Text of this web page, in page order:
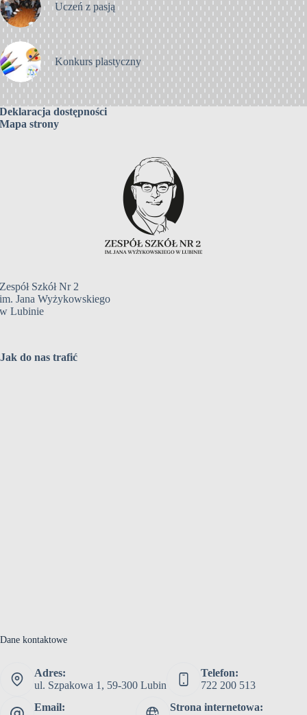
Uczeń z pasją
Konkurs plastyczny
Deklaracja dostępności
Mapa strony
Zespół Szkół Nr 2
im. Jana Wyżykowskiego
w Lubinie
Jak do nas trafić
Dane kontaktowe
Adres:
ul. Szpakowa 1, 59-300 Lubin
Telefon:
722 200 513
Email:
Strona internetowa: